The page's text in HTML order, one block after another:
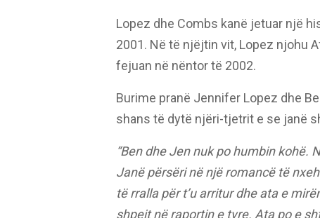
Lopez dhe Combs kanë jetuar një
2001. Në të njëjtin vit, Lopez njohu
fejuan në nëntor të 2002.
Burime pranë Jennifer Lopez dhe
shans të dytë njëri-tjetrit e se janë
“Ben dhe Jen nuk po humbin kohë.
Janë përsëri në një romancë të
të rralla për t’u arritur dhe ata e
shpejt në raportin e tyre. Ata po e